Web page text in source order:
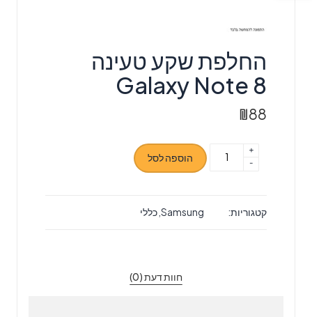
החלפת שקע טעינה
Galaxy Note 8
₪88
כמות
טעינה
-
+
הוספה לסל
קטגוריות: Samsung כללי
חוות דעת (0)